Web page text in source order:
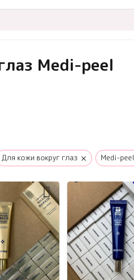
Medi-peel
Для кожи вокруг глаз × Medi-peel